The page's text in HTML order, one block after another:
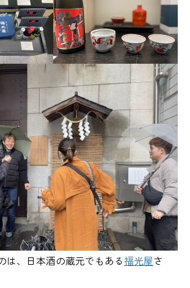
は、日本酒の蔵元でもある福光屋さ